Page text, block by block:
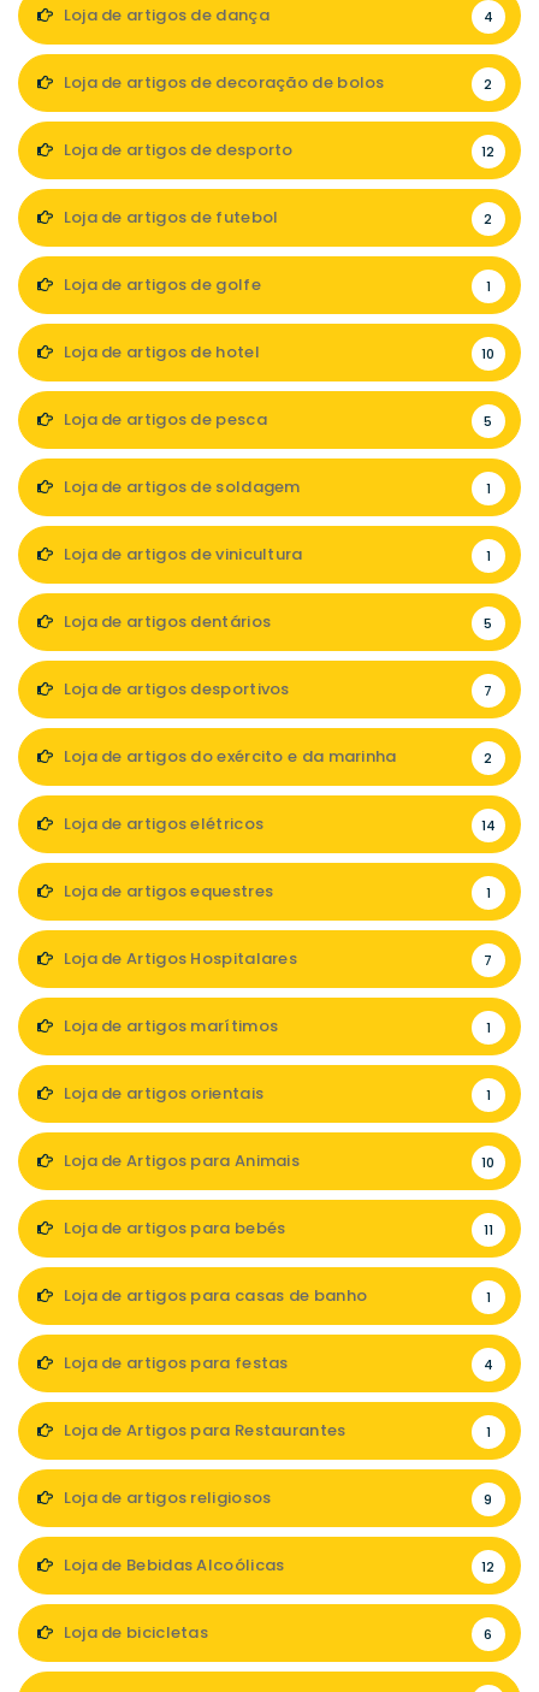
Loja de artigos de dança 4
Loja de artigos de decoração de bolos 2
Loja de artigos de desporto 12
Loja de artigos de futebol 2
Loja de artigos de golfe 1
Loja de artigos de hotel 10
Loja de artigos de pesca 5
Loja de artigos de soldagem 1
Loja de artigos de vinicultura 1
Loja de artigos dentários 5
Loja de artigos desportivos 7
Loja de artigos do exército e da marinha 2
Loja de artigos elétricos 14
Loja de artigos equestres 1
Loja de Artigos Hospitalares 7
Loja de artigos marítimos 1
Loja de artigos orientais 1
Loja de Artigos para Animais 10
Loja de artigos para bebés 11
Loja de artigos para casas de banho 1
Loja de artigos para festas 4
Loja de Artigos para Restaurantes 1
Loja de artigos religiosos 9
Loja de Bebidas Alcoólicas 12
Loja de bicicletas 6